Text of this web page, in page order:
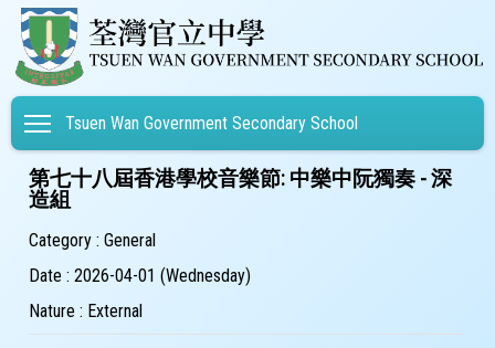
Toggle main menu visibility
Tsuen Wan Government Secondary School
第七十八屆香港學校音樂節: 中樂中阮獨奏 - 深
造組
Category : General
Date : 2026-04-01 (Wednesday)
Nature : External